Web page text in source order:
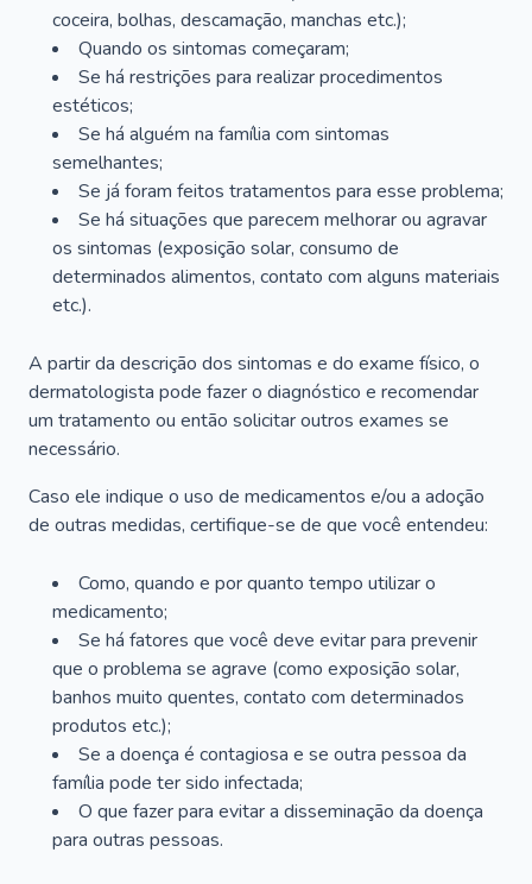
coceira, bolhas, descamação, manchas etc.);
Quando os sintomas começaram;
Se há restrições para realizar procedimentos
estéticos;
Se há alguém na família com sintomas
semelhantes;
Se já foram feitos tratamentos para esse problema;
Se há situações que parecem melhorar ou agravar
os sintomas (exposição solar, consumo de
determinados alimentos, contato com alguns materiais
etc.).
A partir da descrição dos sintomas e do exame físico, o
dermatologista pode fazer o diagnóstico e recomendar
um tratamento ou então solicitar outros exames se
necessário.
Caso ele indique o uso de medicamentos e/ou a adoção
de outras medidas, certifique-se de que você entendeu:
Como, quando e por quanto tempo utilizar o
medicamento;
Se há fatores que você deve evitar para prevenir
que o problema se agrave (como exposição solar,
banhos muito quentes, contato com determinados
produtos etc.);
Se a doença é contagiosa e se outra pessoa da
família pode ter sido infectada;
O que fazer para evitar a disseminação da doença
para outras pessoas.